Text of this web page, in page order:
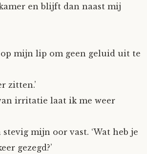
en blijft dan naast mij
mijn lip om geen geluid uit te
zitten.’
irritatie laat ik me weer
mijn oor vast. ‘Wat heb je
gezegd?’